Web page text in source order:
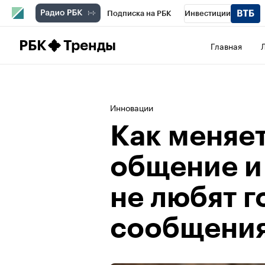
Подписка на РБК Инвестиции
РБК Тренды Главная
Инновации
Как
общение
не любят